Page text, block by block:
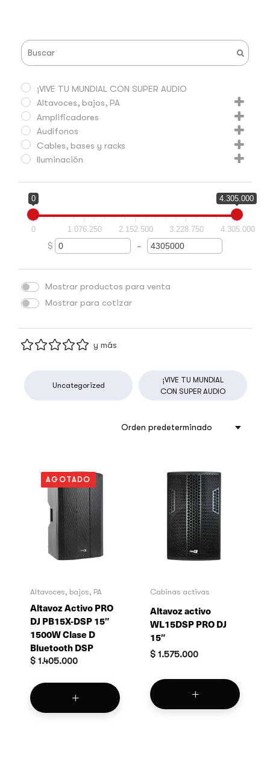
¡VIVE TU MUNDIAL CON SUPER AUDIO
Altavoces, bajos, PA
Amplificadores
Audífonos
Cables, bases y racks
Iluminación
Procesadores
Producción musical
Sonido ambiental
0 4.305.000
0 1.076.250 2.152.500 3.228.750 4.305.000
$
Minimum Price
-
Maximum Price
Mostrar productos para venta
Mostrar para cotizar
y más
Orden predeterminado
AGOTADO
Altavoces, bajos, PA
Altavoz Activo PRO
DJ PB15X-DSP 15″
1500W Clase D
Bluetooth DSP
$ 1.405.000
Cabinas activas
Altavoz activo
WL15DSP PRO DJ
15″
$ 1.575.000
Uncategorized
¡VIVE TU MUNDIAL
CON SUPER AUDIO